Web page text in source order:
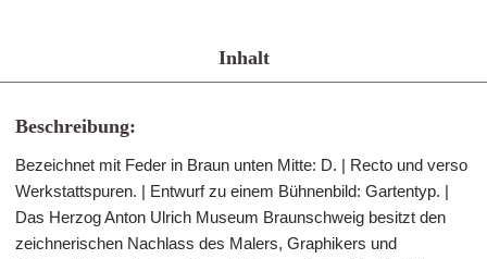
Inhalt
Beschreibung:
Bezeichnet mit Feder in Braun unten Mitte: D. | Recto und verso
Werkstattspuren. | Entwurf zu einem Bühnenbild: Gartentyp. |
Das Herzog Anton Ulrich Museum Braunschweig besitzt den
zeichnerischen Nachlass des Malers, Graphikers und